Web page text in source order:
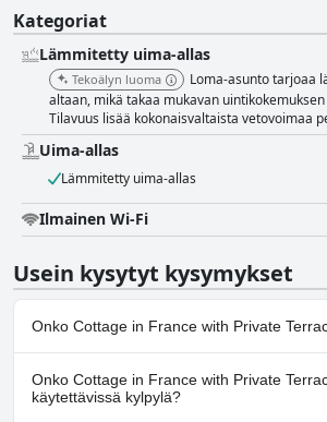
Kategoriat
Lämmitetty uima-allas
Tekoälyn luoma
Loma-asunto tarjoaa
altaan, mikä takaa mukavan
Tilavuus lisää kokonaisvaltaista vetovoimaa
Uima-allas
Lämmitetty uima-allas
Ilmainen Wi-Fi
Usein kysytyt kysymykset
Onko Cottage in France with Private
Kyllä, Cottage in France with Private
allas/altaita, jotka kuuluvat yhteen tai
luokista: Lämmitetty uima-allas.
Onko Cottage in France with Private
käytettävissä kylpylä?